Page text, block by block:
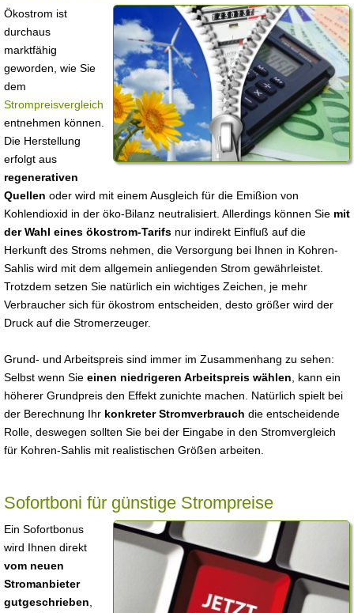
Ökostrom ist
durchaus
marktfähig
geworden, wie Sie
dem
Strompreisvergleich
entnehmen können.
Die Herstellung
erfolgt aus
regenerativen
Quellen oder wird mit einem Ausgleich für die Emißion von
Kohlendioxid in der öko-Bilanz neutralisiert. Allerdings können Sie mit
der Wahl eines ökostrom-Tarifs nur indirekt Einfluß auf die
Herkunft des Stroms nehmen, die Versorgung bei Ihnen in Kohren-
Sahlis wird mit dem allgemein anliegenden Strom gewährleistet.
Trotzdem setzen Sie natürlich ein wichtiges Zeichen, je mehr
Verbraucher sich für ökostrom entscheiden, desto größer wird der
Druck auf die Stromerzeuger.
Grund- und Arbeitspreis sind immer im Zusammenhang zu sehen:
Selbst wenn Sie einen niedrigeren Arbeitspreis wählen , kann ein
höherer Grundpreis den Effekt zunichte machen. Natürlich spielt bei
der Berechnung Ihr konkreter Stromverbrauch die entscheidende
Rolle, deswegen sollten Sie bei der Eingabe in den Stromvergleich
für Kohren-Sahlis mit realistischen Größen arbeiten.
Sofortboni für günstige Strompreise
Ein Sofortbonus
wird Ihnen direkt
vom neuen
Stromanbieter
gutgeschrieben